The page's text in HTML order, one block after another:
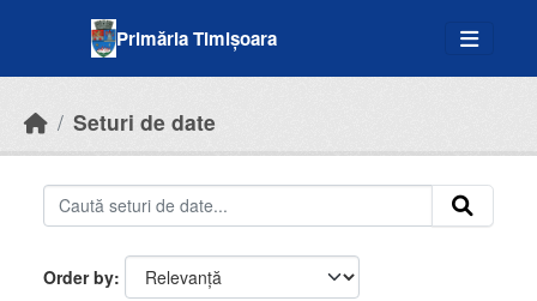
Primăria Timișoara
Seturi de date
Order by